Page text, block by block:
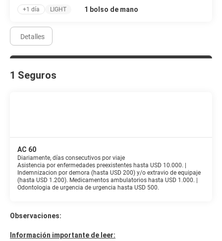
+1 día
LIGHT 1 bolso de mano
Detalles
1 Seguros
AC 60
Diariamente, días consecutivos por viaje
Asistencia por enfermedades preexistentes hasta USD 10.000. |
Indemnizacion por demora (hasta USD 200) y/o extravio de equipaje
(hasta USD 1.200). Medicamentos ambulatorios hasta USD 1.000. |
Odontologia de urgencia de urgencia hasta USD 500.
Observaciones:
Información importante de leer: